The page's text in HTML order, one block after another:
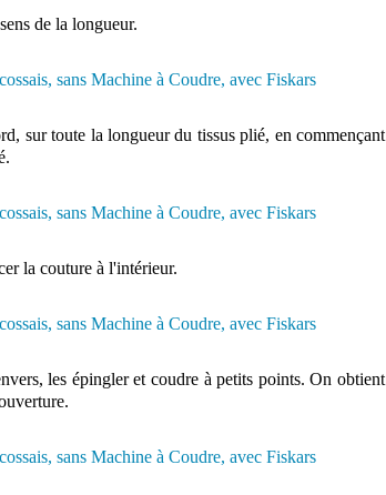
de la longueur.
sur toute la longueur du tissus plié, en commençant
la couture à l'intérieur.
les épingler et coudre à petits points. On obtient